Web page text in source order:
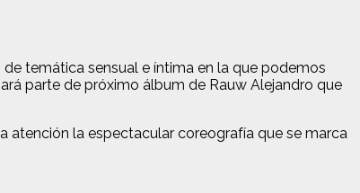
temática sensual e íntima en la que podemos
parte de próximo álbum de Rauw Alejandro que
atención la espectacular coreografía que se marca